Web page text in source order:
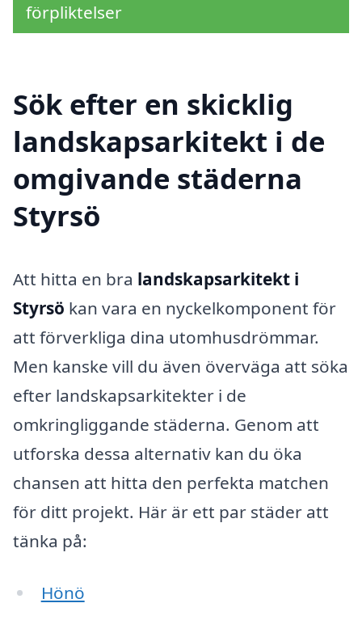
förpliktelser
Sök efter en skicklig
landskapsarkitekt i de
omgivande städerna
Styrsö
Att hitta en bra landskapsarkitekt i
Styrsö kan vara en nyckelkomponent för
att förverkliga dina utomhusdrömmar.
Men kanske vill du även överväga att söka
efter landskapsarkitekter i de
omkringliggande städerna. Genom att
utforska dessa alternativ kan du öka
chansen att hitta den perfekta matchen
för ditt projekt. Här är ett par städer att
tänka på:
Hönö